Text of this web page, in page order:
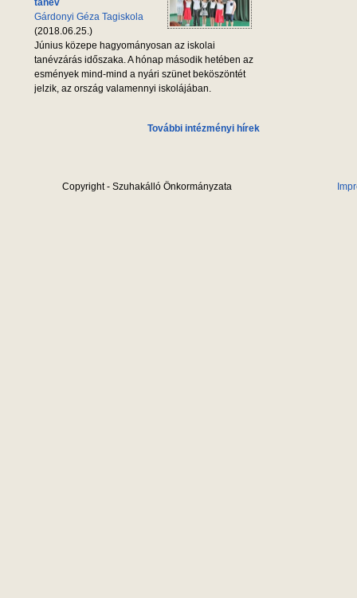
Gárdonyi Géza Tagiskola
(2018.06.25.)
Június közepe hagyományosan az iskolai
tanévzárás időszaka. A hónap második hetében az
esmények mind-mind a nyári szünet beköszöntét
jelzik, az ország valamennyi iskolájában.
További intézményi hírek
Copyright - Szuhakálló Önkormányzata